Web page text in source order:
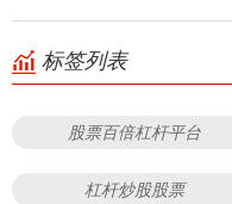
标签列表
股票百倍杠杆平台
杠杆炒股股票